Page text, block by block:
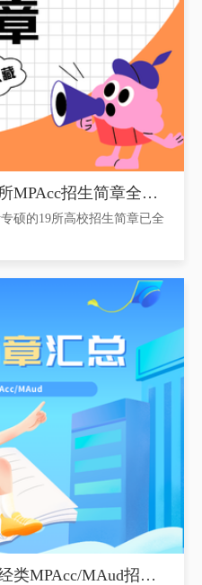
【26择校必看】湖北19所MPAcc招生简章全汇总...
硕的19所高校招生简章已全
【26考研择校】15所财经类MPAcc/MAud招生简...